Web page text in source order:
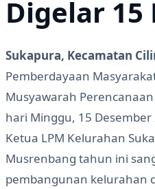
Digelar 15
Sukapura, Kecamatan
Pemberdayaan
Musyawarah
hari Minggu, 15
Ketua LPM Kelurahan
Musrenbang tahun ini
pembangunan kelurahan